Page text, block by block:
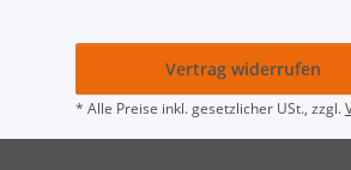
Vertrag widerrufen
* Alle Preise inkl. gesetzlicher USt., zzgl.